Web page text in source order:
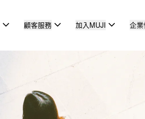
顧客服務 加入MUJI 企